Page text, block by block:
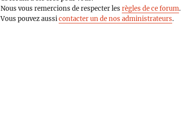
Nous vous remercions de respecter lesrègles de ce forum.
Vous pouvez aussicontacter un de nos administrateurs.